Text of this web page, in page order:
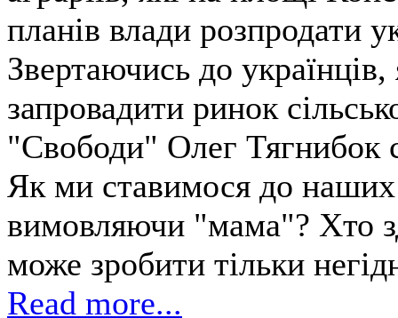
планів влади розпродати
Звертаючись до
запровадити ринок
"Свободи" Олег Тягнибок
Як ми ставимося до
вимовляючи "мама"? Хто
може зробити тільки
Read more...